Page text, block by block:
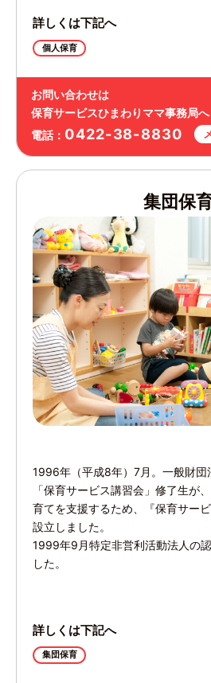
詳しくは下記へ
個人保育
お問い合わせは
保育サービスひまわりママ事務局へ
電話： 0422-38-8830
集団保
1996年（平成8年）7月。一般財団
「保育サービス講習会」修了生が
育てを支援するため、『保育サー
設立しました。
1999年9月特定非営利活動法人の
した。
詳しくは下記へ
集団保育